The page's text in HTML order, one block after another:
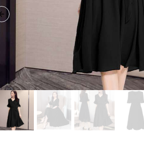
Previous slide